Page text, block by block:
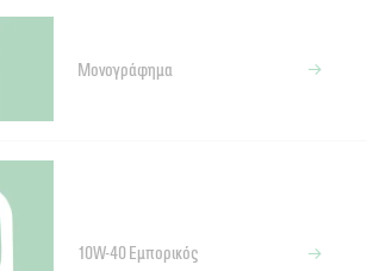
Μονογράφημα
10W-40 Εμπορικός